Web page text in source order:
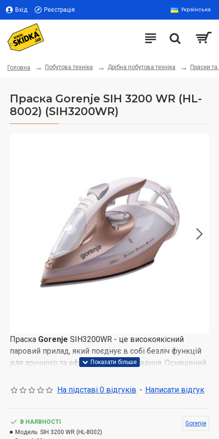
Вхід Реєстрація Українська
Головна Побутова техніка Дрібна побутова техніка Праски
Праска Gorenje SIH 3200 WR (HL-
8002) (SIH3200WR)
Праска Gorenje SIH3200WR - це високоякісний
паровий прилад, який поєднує в собі безліч функцій
для зручного та ефективного прасування. Оснащений
точно налаштовувати температуру в залежності від
індикатор забезпечує додаткову зручність,
інформуючи про готовність праски до роботи.
На підставі 0 відгуків - Написати відгук
В НАЯВНОСТІ
Модель: SIH 3200 WR (HL-8002)
Gorenje